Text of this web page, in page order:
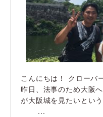
こんにちは！ クローバ
昨日、法事のため大阪
が大阪城を見たいと
...